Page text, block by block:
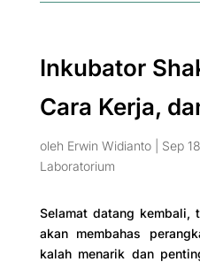
Inkubator
Cara Kerja,
oleh Erwin Widianto| Sep
Laboratorium
Selamat datang kembali,
akan membahas
kalah menarik dan